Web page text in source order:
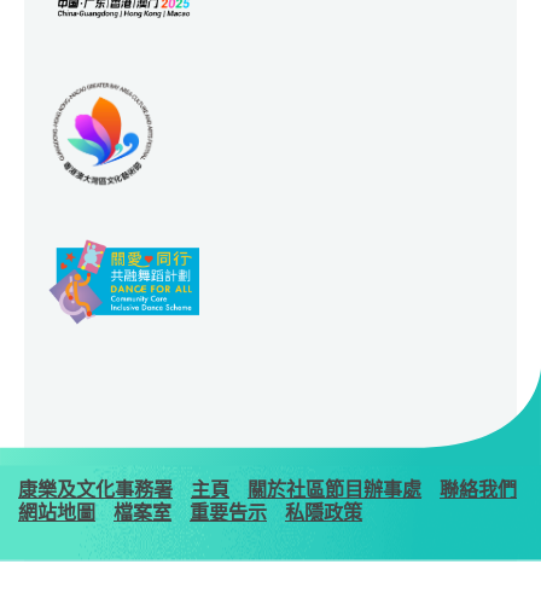
康樂及文化事務署 主頁 關於社區節目辦事處
聯絡我們
網站地圖
檔案室 重要告示 私隱政策